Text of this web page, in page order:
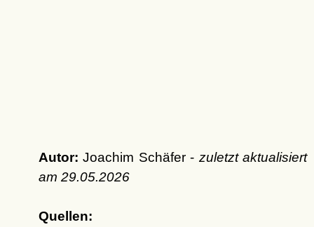
Autor: Joachim Schäfer - zuletzt aktualisiert
am 29.05.2026
Quellen: